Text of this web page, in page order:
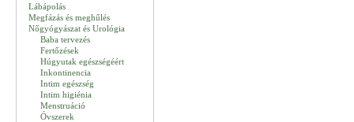
Lábápolás
Megfázás és meghűlés
Nőgyógyászat és Urológia
Baba tervezés
Fertőzések
Húgyutak egészségéért
Inkontinencia
Intim egészség
Intim higiénia
Menstruáció
Óvszerek